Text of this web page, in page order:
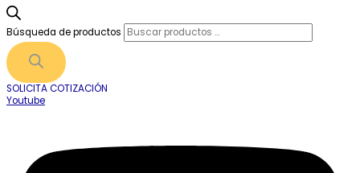
Búsqueda de productos
SOLICITA COTIZACIÓN
Youtube